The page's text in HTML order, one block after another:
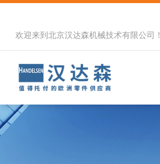
欢迎来到北京汉达森机械技术有限公司！